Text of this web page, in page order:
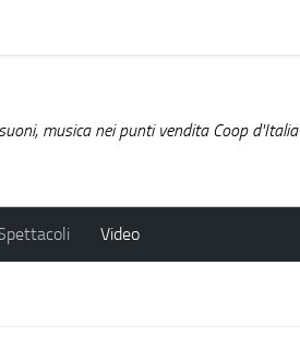
musica nei punti vendita Coop d'Italia
Video